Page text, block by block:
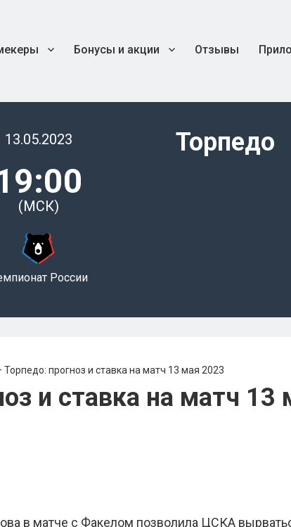
Бонусы и акции Отзывы
13.05.2023
(МСК)
России
Торпедо
прогноз и ставка на матч 13 мая 2023
и ставка на матч 13
в матче с Факелом позволила ЦСКА